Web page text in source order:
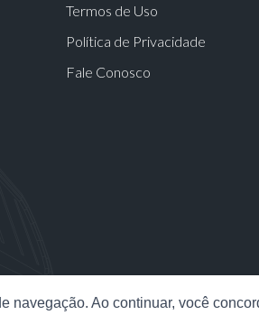
Termos de Uso
Política de Privacidade
Fale Conosco
navegação. Ao continuar, você